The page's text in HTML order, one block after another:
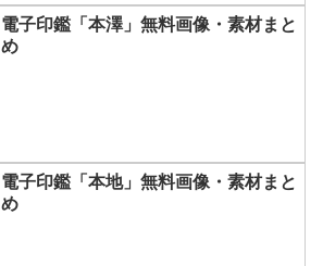
電子印鑑「本澤」無料画像・素材まと
め
電子印鑑「本地」無料画像・素材まと
め